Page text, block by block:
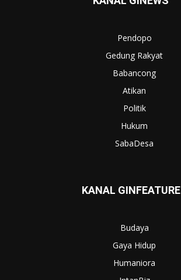
Pendopo
Gedung Rakyat
Babancong
Atikan
Politik
Hukum
SabaDesa
KANAL GINFEATURE
Budaya
Gaya Hidup
Humaniora